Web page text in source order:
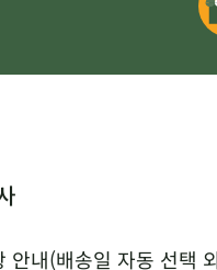
안내(배송일 자동 선택